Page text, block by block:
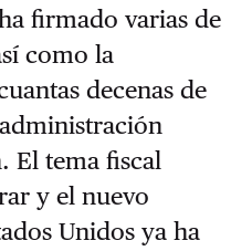
firmado varias de
como la
decenas de
El tema fiscal
y el nuevo
Unidos ya ha